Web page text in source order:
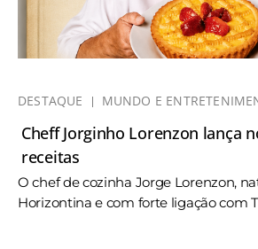
DESTAQUE MUNDO E
Cheff Jorginho Lorenzon lança
receitas
O chef de cozinha Jorge Lorenzon,
Horizontina e com forte ligação com